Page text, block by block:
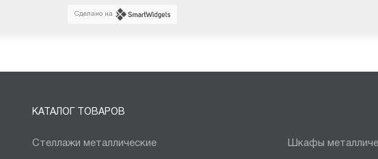
Сделано на
КАТАЛОГ ТОВАРОВ
Стеллажи металлические Шкафы